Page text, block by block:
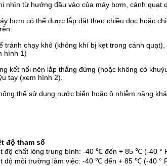
nhìn từ hướng đầu vào của máy bơm, cánh quạt
bơm có thể được lắp đặt theo chiều dọc hoặc
tránh chạy khô (không khí bị kẹt trong cánh
hình 1)
kết nối nên lắp thẳng đứng (hoặc không có
tay (xem hình 2).
thể sử dụng nước biển hoặc ô nhiễm nặng
độ tham số
độ chất lỏng trung bình: -40 ℃ đến + 85 ℃ (-40 °
độ môi trường làm việc: -40 ℃ đến + 85 ℃ (-40 °